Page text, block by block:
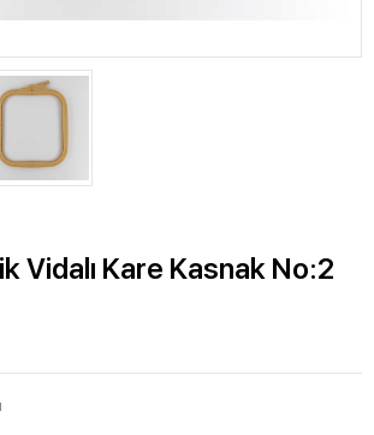
Vidalı Kare Kasnak No:2